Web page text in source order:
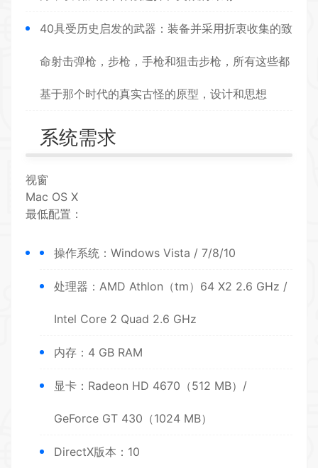
40具受历史启发的武器：装备并采用折衷收集的致
命射击弹枪，步枪，手枪和狙击步枪，所有这些都
基于那个时代的真实古怪的原型，设计和思想
系统需求
视窗
Mac OS X
最低配置：
操作系统：Windows Vista / 7/8/10
处理器：AMD Athlon（tm）64 X2 2.6 GHz /
Intel Core 2 Quad 2.6 GHz
内存：4 GB RAM
显卡：Radeon HD 4670（512 MB）/
GeForce GT 430（1024 MB）
DirectX版本：10